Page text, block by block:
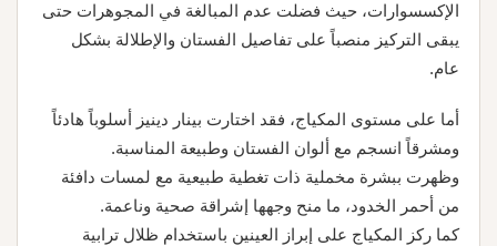
الإكسسوارات، حيث فضلت عدم المبالغة في المجوهرات حتى
يبقى التركيز منصباً على تفاصيل الفستان والإطلالة بشكل
عام.
أما على مستوى المكياج، فقد اختارت بينار دينيز أسلوباً هادئاً
ومشرقاً انسجم مع ألوان الفستان وطبيعة المناسبة.
وظهرت ببشرة مخملية ذات تغطية طبيعية مع لمسات دافئة
من أحمر الخدود، ما منح وجهها إشراقة صحية وناعمة.
كما ركز المكياج على إبراز العينين باستخدام ظلال ترابية